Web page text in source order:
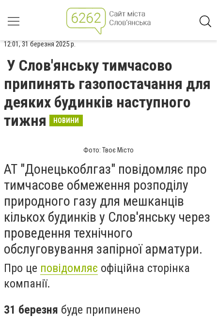
12:01, 31 березня 2025 р.
У Слов'янську тимчасово
припинять газопостачання для
деяких будинків наступного
тижня
НОВИНИ
Фото: Твоє Місто
АТ "Донецькоблгаз" повідомляє про
тимчасове обмеження розподілу
природного газу для мешканців
кількох будинків у Слов'янську через
проведення технічного
обслуговування запірної арматури.
Про це повідомляє офіційна сторінка
компанії.
31 березня буде припинено